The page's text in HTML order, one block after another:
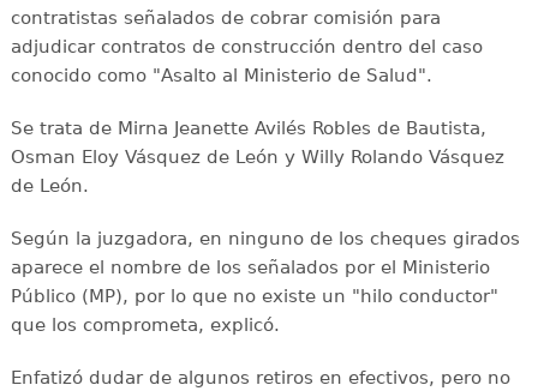
contratistas señalados de cobrar comisión para
adjudicar contratos de construcción dentro del caso
conocido como "Asalto al Ministerio de Salud".
Se trata de Mirna Jeanette Avilés Robles de Bautista,
Osman Eloy Vásquez de León y Willy Rolando Vásquez
de León.
Según la juzgadora, en ninguno de los cheques girados
aparece el nombre de los señalados por el Ministerio
Público (MP), por lo que no existe un "hilo conductor"
que los comprometa, explicó.
Enfatizó dudar de algunos retiros en efectivos, pero no